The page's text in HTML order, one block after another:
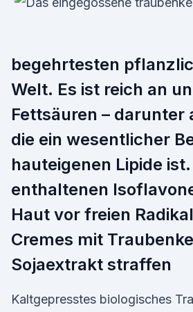
begehrtesten
Welt. Es ist reich an
Fettsäuren – darunter
die ein wesentlicher
hauteigenen Lipide ist.
enthaltenen
Haut vor freien
Cremes mit
Sojaextrakt straffen
Kaltgepresstes biologisches